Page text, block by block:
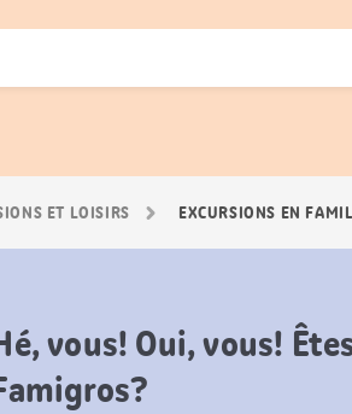
ET LOISIRS EXCURSIONS EN
vous! Oui, vous!